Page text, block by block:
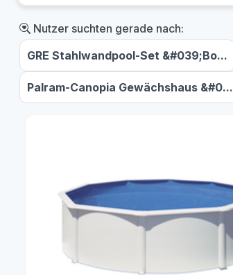
Nutzer suchten gerade nach:
GRE Stahlwandpool-Set &#039;Bo...
Palram-Canopia Gewächshaus &#0...